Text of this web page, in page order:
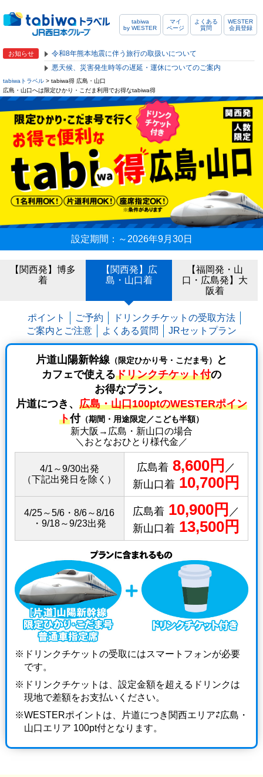
tabiwa
by WESTER
マイ
ページ
よくある
質問
WESTER
会員登録
お知らせ
令和8年熊本地震に伴う旅行の取扱いについて
悪天候、災害発生時等の遅延・運休についてのご案内
tabiwaトラベル > tabiwa得 広島・山口
広島・山口へは限定ひかり・こだま利用でお得なtabiwa得
設定期間：～2026年9月30日
【関西発】博多
着
【関西発】広
島・山口着
【福岡発・山
口・広島発】大
阪着
ポイント ご予約
ドリンクチケットの受取方法
ご案内とご注意
よくある質問 JRセットプラン
片道山陽新幹線 （限定ひかり号・こだま号）
と
カフェで使えるドリンクチケット付の
お得なプラン。
片道につき、 広島・山口100ptのWESTERポイン
ト付（期間・用途限定／こども半額）
新大阪→広島・新山口の場合
＼おとなおひとり様代金／
4/1～9/30出発
（下記出発日を除く）
広島着8,600円 ／
新山口着10,700円
4/25～5/6・8/6～8/16
・9/18～9/23出発
広島着10,900円 ／
新山口着13,500円
ドリンクチケットの受取にはスマートフォンが必要
です。
ドリンクチケットは、設定金額を超えるドリンクは
現地で差額をお支払いください。
WESTERポイントは、片道につき関西エリア⇄広島・
山口エリア 100pt付となります。